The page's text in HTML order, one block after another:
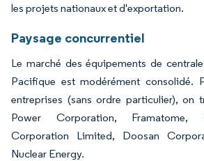
les projets nationaux et d'exportation.
Paysage concurrentiel
Le marché des équipements de
Pacifique est modérément consolidé.
entreprises (sans ordre particulier), on
Power Corporation, Framatome,
Corporation Limited, Doosan
Nuclear Energy.